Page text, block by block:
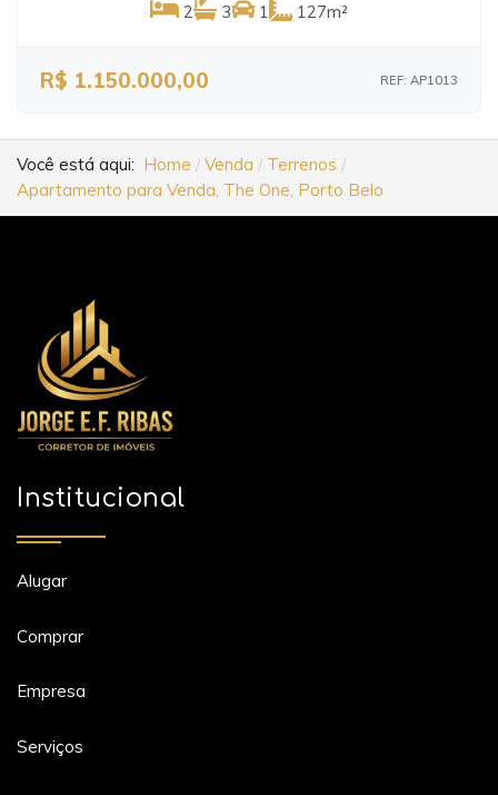
2 3 1 127m²
R$ 1.150.000,00 REF: AP1013
Você está aqui: Home Venda
Terrenos
Apartamento para Venda, The One, Porto Belo
Institucional
Alugar
Comprar
Empresa
Serviços